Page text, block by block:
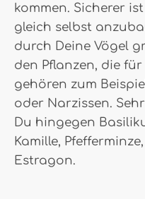
kommen. Sicherer
gleich selbst
durch Deine Vögel
den Pflanzen, die
gehören zum
oder Narzissen.
Du hingegen
Kamille,
Estragon.